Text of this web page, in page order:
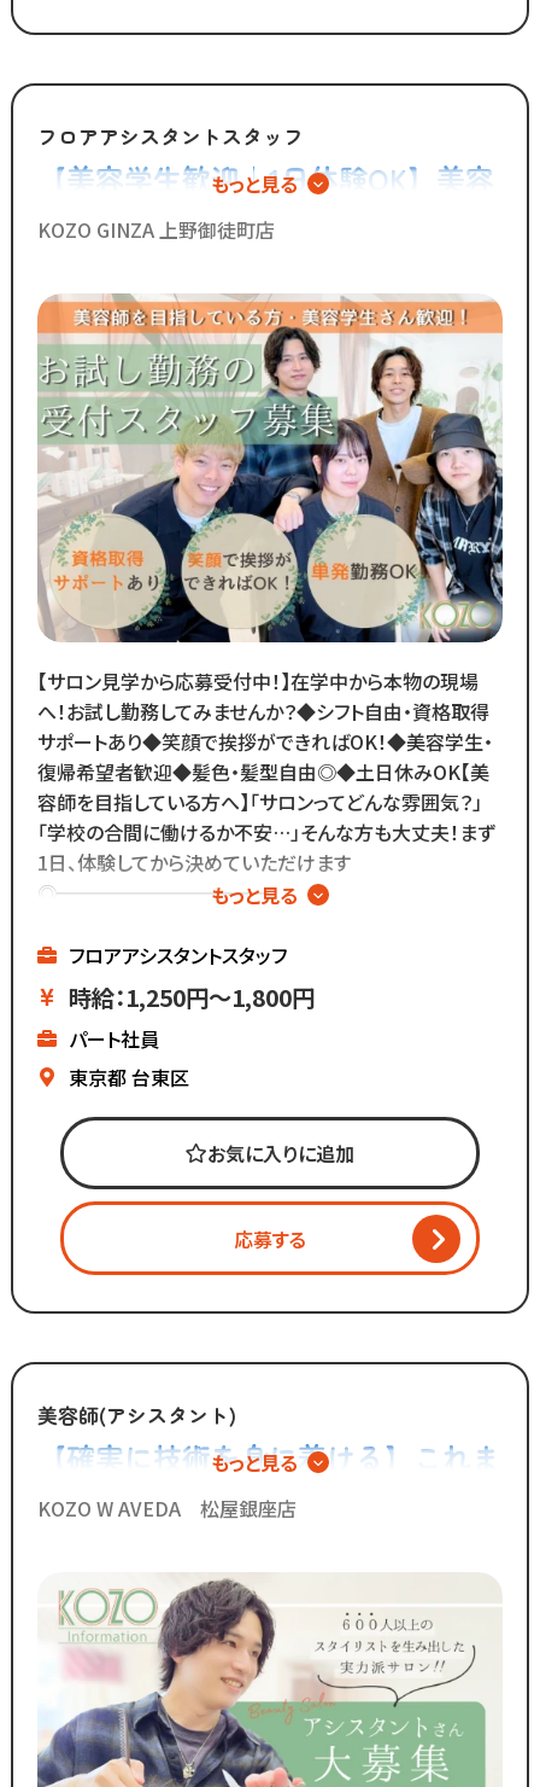
今後もより働きやすい環境へ
◆グループの実績◆
・スタッフ月間平均報酬
「30万円以上」☆
・月間来店人数2,000人以上（4店舗平均）
◆SNSで職場のリアルな雰囲気を
チェックできます！◆
￣￣￣￣￣￣￣￣￣￣￣￣￣
／
Instagram・TikTokで
当サロンの日常を配信中♪
＼
スタッフの技術紹介や職場の雰囲気、
撮影イベント・研修会の様子など、
リアルな職場環境をご覧いただけます☆
応募前に一度ご覧ください♪
Instagram ▷「@kozo.recruit」
Tiktok ▷「＠kozo_recruit」
で検索してください！
フロアアシスタントスタッフ
【美容学生歓迎｜1日体験OK】美容
院のフロアアシスタント
もっと見る
KOZO GINZA 上野御徒町店
【サロン見学から応募受付中！】在学中から本物の現場
へ！お試し勤務してみませんか？◆シフト自由・資格取得
サポートあり◆笑顔で挨拶ができればOK！◆美容学生・
復帰希望者歓迎◆髪色・髪型自由◎◆土日休みOK【美
容師を目指している方へ】「サロンってどんな雰囲気？」
「学校の合間に働けるか不安…」そんな方も大丈夫！まず
1日、体験してから決めていただけます
◎━━━━━━━━━━━
━━━━━━━━━━━
創業50年を迎え、
現在都内に4店舗のサロンを
展開しています。
2代目社長により
新しい集客方法や
時代に合わせた働き方へ
変化を加えています。
「いいものは残し、
時代に合わないものは変えていく」
何よりも大切に考えているからこそ
今後もより働きやすい環境へ
制度を更新していきます！
◆グループの実績◆
・スタッフ月間平均報酬
「30万円以上」☆
・月間来店人数2,000人以上（4店舗平均）
◆SNSで職場のリアルな雰囲気を
チェックできます！◆
￣￣￣￣￣￣￣￣￣￣￣￣￣
もっと見る
フロアアシスタントスタッフ
時給：1,250円～1,800円
パート社員
東京都台東区
お気に入りに追加
応募する
美容師(アシスタント)
【確実に技術を身に着ける】これま
でで600人以上がスタイリストデビ
もっと見る
KOZO W AVEDA 松屋銀座店